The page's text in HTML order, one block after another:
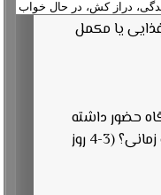
یا مکمل
حضور داشته
باشید و تمرین کنید؟ به چه مدت زمانی؟ (3-4 روز